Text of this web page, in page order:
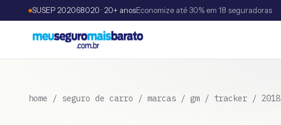
SUSEP 202068020 · 20+ anosEconomize até 30% em 18 seguradoras
home / seguro de carro / marcas / gm / tracker / 2018